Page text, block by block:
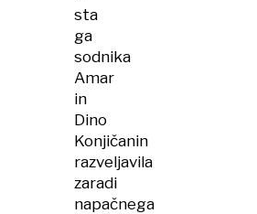
sta
ga
sodnika
Amar
in
Dino
Konjičanin
razveljavila
zaradi
napačnega